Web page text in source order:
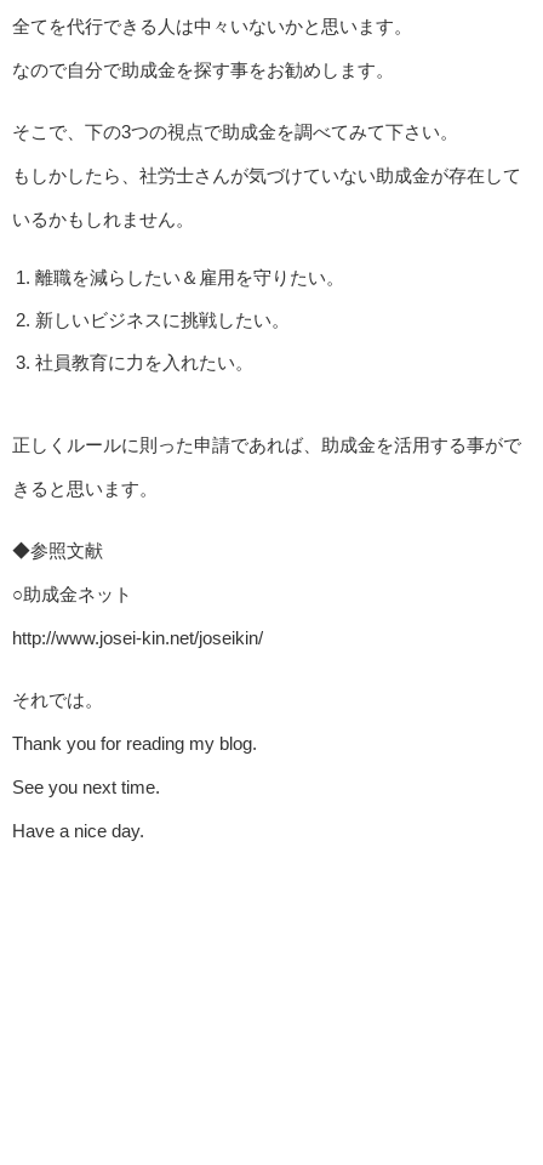
全てを代行できる人は中々いないかと思います。
なので自分で助成金を探す事をお勧めします。
そこで、下の3つの視点で助成金を調べてみて下さい。
もしかしたら、社労士さんが気づけていない助成金が存在して
いるかもしれません。
離職を減らしたい＆雇用を守りたい。
新しいビジネスに挑戦したい。
社員教育に力を入れたい。
正しくルールに則った申請であれば、助成金を活用する事がで
きると思います。
◆参照文献
○助成金ネット
http://www.josei-kin.net/joseikin/
それでは。
Thank you for reading my blog.
See you next time.
Have a nice day.